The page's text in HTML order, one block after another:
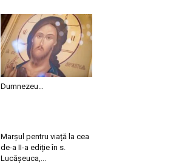
Dumnezeu…
Marșul pentru viață la cea
de-a II-a ediție în s.
Lucășeuca,...